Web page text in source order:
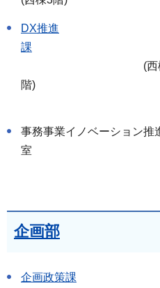
DX推進
課
(西棟
事務事業イノベーション推
(西棟3
企画部
企画政策課